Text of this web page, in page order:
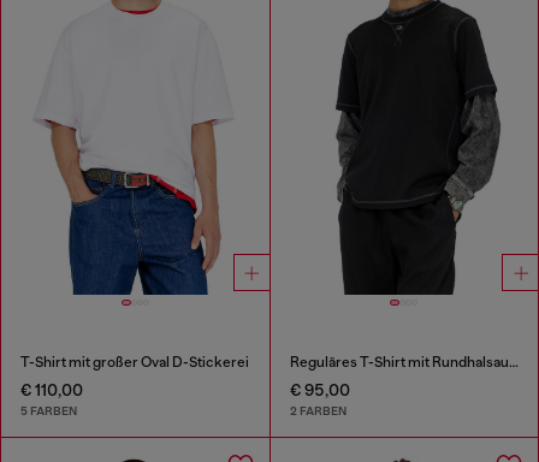
T-Shirt mit großer Oval D-Stickerei
€ 110,00
5 FARBEN
Reguläres T-Shirt mit Rundhalsausschnitt und ovalem D
€ 95,00
2 FARBEN